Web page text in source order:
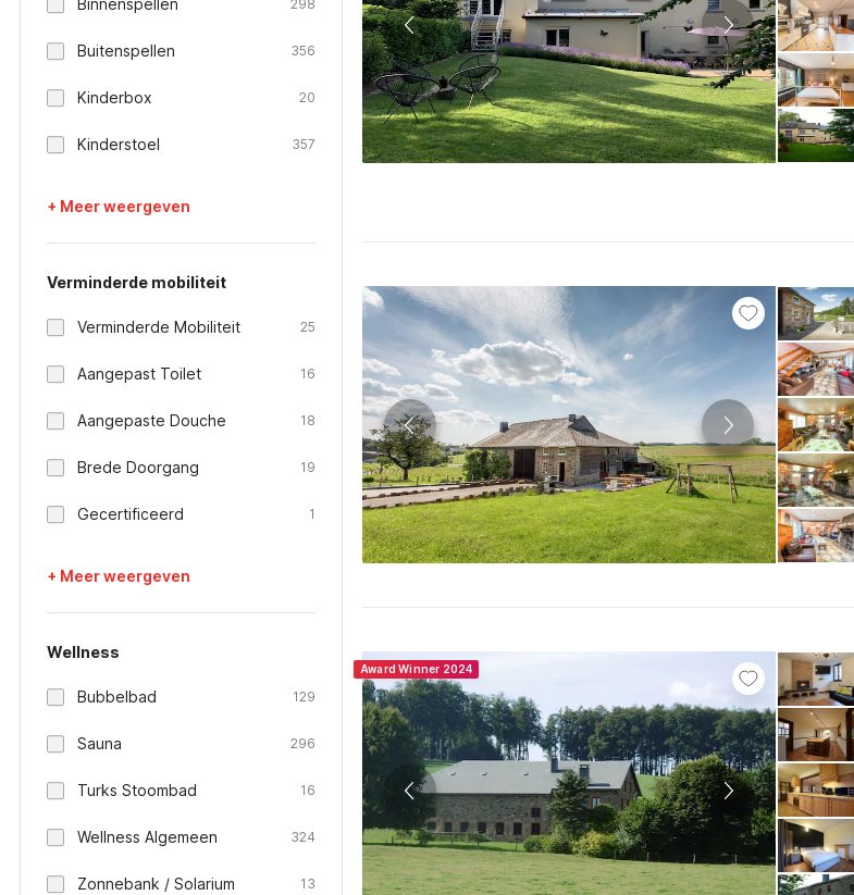
Binnenspellen 298
Buitenspellen 356
Kinderbox 20
Kinderstoel 357
+ Meer weergeven
Verminderde mobiliteit
Verminderde Mobiliteit 25
Aangepast Toilet 16
Aangepaste Douche 18
Brede Doorgang 19
Gecertificeerd 1
+ Meer weergeven
Wellness
Bubbelbad 129
Sauna 296
Turks Stoombad 16
Wellness Algemeen 324
Zonnebank / Solarium 13
Award Winner 2024